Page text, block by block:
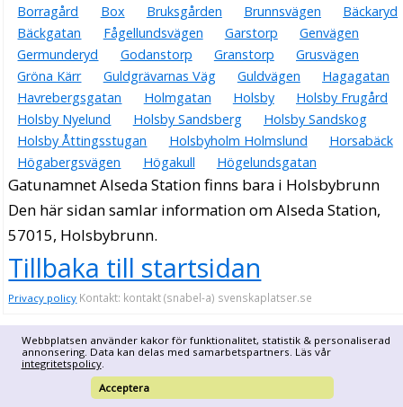
Webbplatsen använder kakor för funktionalitet, statistik & personaliserad
annonsering. Data kan delas med samarbetspartners. Läs vår
integritetspolicy.
Acceptera
Borragård
Box Bruksgården Brunnsvägen
Bäckaryd
Bäckgatan
Fågellundsvägen Garstorp
Genvägen
Germunderyd
Godanstorp Granstorp
Grusvägen
Gröna Kärr
Guldgrävarnas Väg Guldvägen
Hagagatan
Havrebergsgatan
Holmgatan Holsby
Holsby Frugård
Holsby Nyelund
Holsby Sandsberg
Holsby Sandskog
Holsby Åttingsstugan
Holsbyholm Holmslund
Horsabäck
Högabergsvägen
Högakull Högelundsgatan
Gatunamnet Alseda Station finns bara i Holsbybrunn
Den här sidan samlar information om Alseda Station,
57015, Holsbybrunn.
Tillbaka till startsidan
Privacy policy Kontakt: kontakt (snabel-a) svenskaplatser.se